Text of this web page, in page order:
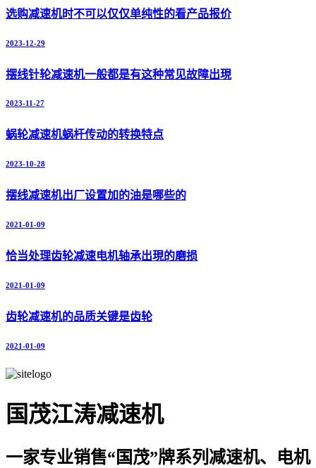
选购减速机时不可以仅仅单纯性的看产品报价
2023-12-29
摆线针轮减速机一般都是有这种常见故障出現
2023-11-27
蜗轮减速机蜗杆传动的转换特点
2023-10-28
摆线减速机出厂设置加的油是哪些的
2021-01-09
恰当处理齿轮减速电机轴承出現的磨损
2021-01-09
齿轮减速机的品质关键是齿轮
2021-01-09
国茂江涛减速机
一家专业销售“国茂”牌系列减速机、电机